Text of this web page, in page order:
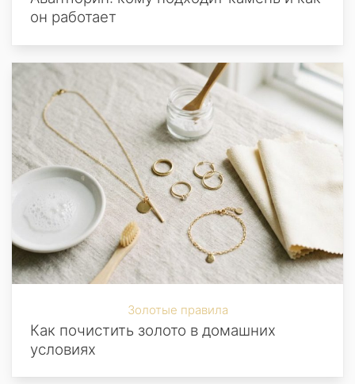
он работает
Золотые правила
Как почистить золото в домашних
условиях